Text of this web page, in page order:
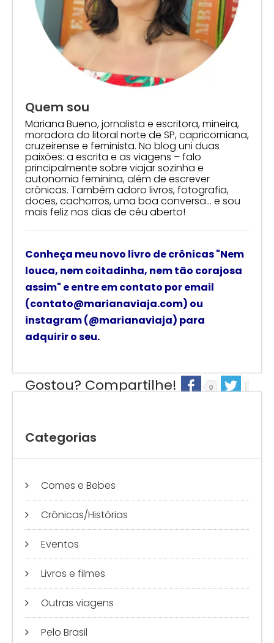
Quem sou
Mariana Bueno, jornalista e escritora, mineira,
moradora do litoral norte de SP, capricorniana,
cruzeirense e feminista. No blog uni duas
paixões: a escrita e as viagens – falo
principalmente sobre viajar sozinha e
autonomia feminina, além de escrever
crônicas. Também adoro livros, fotografia,
doces, cachorros, uma boa conversa… e sou
mais feliz nos dias de céu aberto!
Conheça meu novo livro de crônicas"Nem
louca, nem coitadinha, nem tão corajosa
assim" eentre em contato por email
(contato@marianaviaja.com) ou
instagram (@marianaviaja) para
adquirir o seu.
Gostou? Compartilhe! 0
Categorias
Comes e Bebes
Crônicas/Histórias
Eventos
Livros e filmes
Outras viagens
Pelo Brasil